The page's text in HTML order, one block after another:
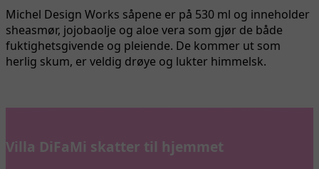
Michel Design Works såpene er på 530 ml og inneholder
sheasmør, jojobaolje og aloe vera som gjør de både
fuktighetsgivende og pleiende. De kommer ut som
herlig skum, er veldig drøye og lukter himmelsk.
Villa DiFaMi skatter til hjemmet